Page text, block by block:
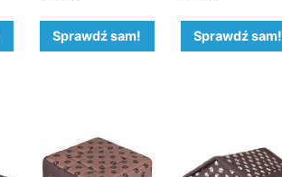
Sprawdź sam! Sprawdź sam!